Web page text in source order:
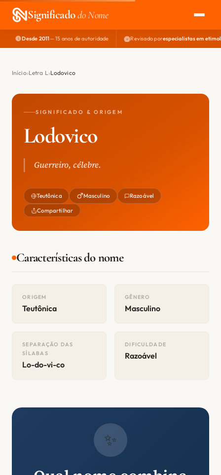
Significadodo Nome
EXPLORAR
NOME PERFEITO
Desde 2011— 15 anos de autoridade Revisado porespecialistas em
Início Letra L Lodovico
SIGNIFICADO & ORIGEM
Lodovico
Guerreiro, célebre.
Teutônica Masculino Razoável
Compartilhar
Características do nome
ORIGEM
Teutônica
GÊNERO
Masculino
SEPARAÇÃO DAS
SÍLABAS
Lo-do-vi-co
DIFICULDADE
Razoável
✨